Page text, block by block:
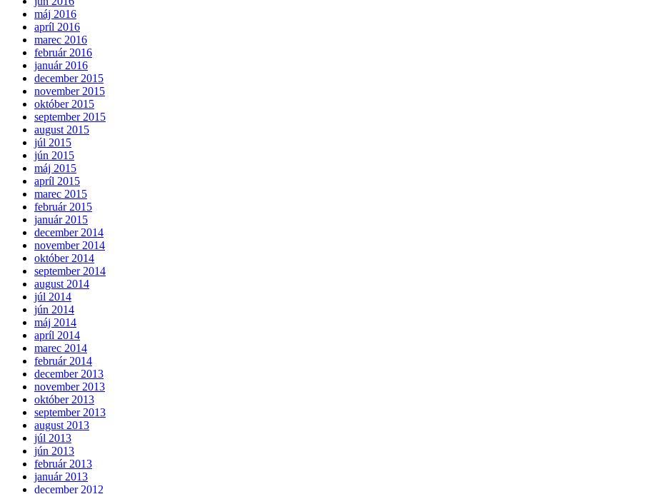
máj 2016
apríl 2016
marec 2016
február 2016
január 2016
december 2015
november 2015
október 2015
september 2015
august 2015
júl 2015
jún 2015
máj 2015
apríl 2015
marec 2015
február 2015
január 2015
december 2014
november 2014
október 2014
september 2014
august 2014
júl 2014
jún 2014
máj 2014
apríl 2014
marec 2014
február 2014
december 2013
november 2013
október 2013
september 2013
august 2013
júl 2013
jún 2013
február 2013
január 2013
december 2012